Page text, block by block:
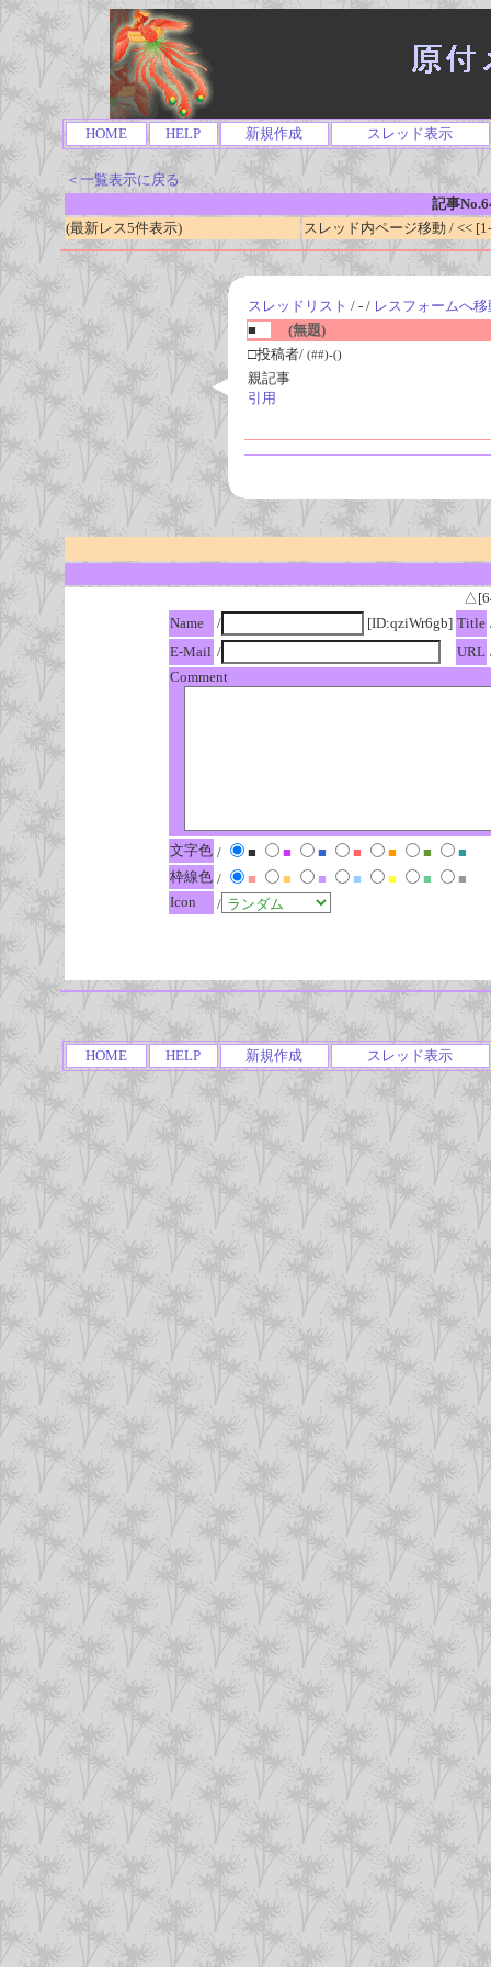
HOME HELP 新規作成 スレッド表示
＜一覧表示に戻る
記事
(最新レス5件表示)
スレッド内ページ移動 / <<
スレッドリスト / - / レスフォームへ移
■
(無題)
□投稿者/ (##)-()
親記事
引用
Name
/ [ID:qziWr6gb] Title
E-Mail / URL
Comment
文字色 / ■ ■ ■ ■ ■ ■
■
枠線色 / ■ ■ ■ ■ ■ ■
■
Icon
/
HOME HELP 新規作成 スレッド表示